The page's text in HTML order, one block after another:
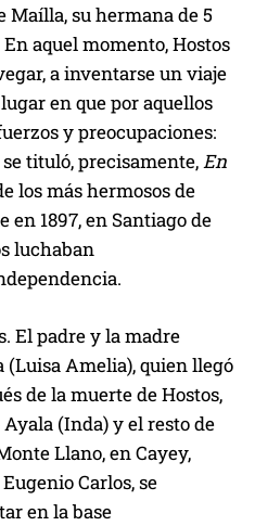
Maílla, su hermana de 5
aquel momento, Hostos
a inventarse un viaje
en que por aquellos
y preocupaciones:
tituló, precisamente,En
los más hermosos de
1897, en Santiago de
luchaban
El padre y la madre
Amelia), quien llegó
de la muerte de Hostos,
(Inda) y el resto de
Llano, en Cayey,
Carlos, se
en la base